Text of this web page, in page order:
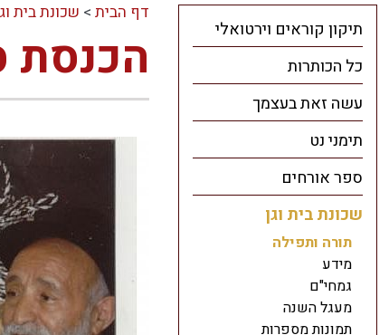
דף הבית> שכונת בית
הכנסת
תיקון קוראים וירטואלי
כל הכותרות
עשה זאת בעצמך
תימני נט
ספר אורחים
שכונת בית וגן
תורה ותפילה
מידע
גמחי"ם
מעגל השנה
תמונות מספרות